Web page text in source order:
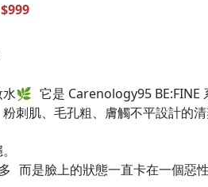
🌿 它是 Carenology95 BE:FINE
刺肌、毛孔粗、膚觸不平設計的
而是臉上的狀態一直卡在一個惡